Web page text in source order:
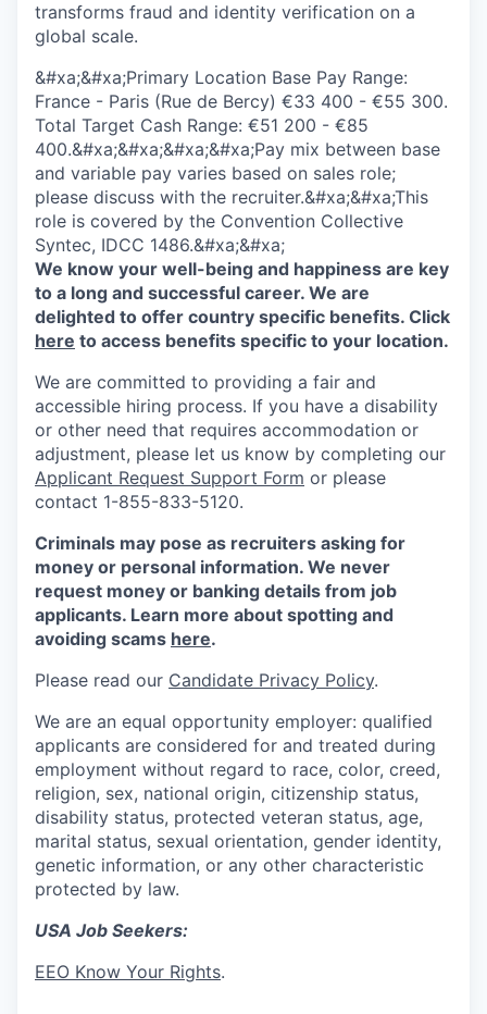
transforms fraud and identity verification on a
global scale.
&#xa;&#xa;Primary Location Base Pay Range:
France - Paris (Rue de Bercy) €33 400 - €55 300.
Total Target Cash Range: €51 200 - €85
400.&#xa;&#xa;&#xa;&#xa;Pay mix between base
and variable pay varies based on sales role;
please discuss with the recruiter.&#xa;&#xa;This
role is covered by the Convention Collective
Syntec, IDCC 1486.&#xa;&#xa;
We know your well-being and happiness are key
to a long and successful career. We are
delighted to offer country specific benefits. Click
here to access benefits specific to your location.
We are committed to providing a fair and
accessible hiring process. If you have a disability
or other need that requires accommodation or
adjustment, please let us know by completing our
Applicant Request Support Form or please
contact 1-855-833-5120.
Criminals may pose as recruiters asking for
money or personal information. We never
request money or banking details from job
applicants. Learn more about spotting and
avoiding scams here.
Please read our Candidate Privacy Policy.
We are an equal opportunity employer: qualified
applicants are considered for and treated during
employment without regard to race, color, creed,
religion, sex, national origin, citizenship status,
disability status, protected veteran status, age,
marital status, sexual orientation, gender identity,
genetic information, or any other characteristic
protected by law.
USA Job Seekers:
EEO Know Your Rights.